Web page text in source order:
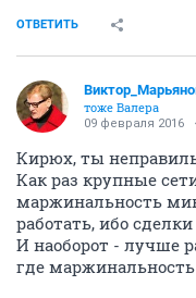
ОТВЕТИТЬ
тоже Валера
09 февраля 2016
Кирюх, ты
Как раз крупные
маржинальность
работать, ибо
И наоборот - лучше
где